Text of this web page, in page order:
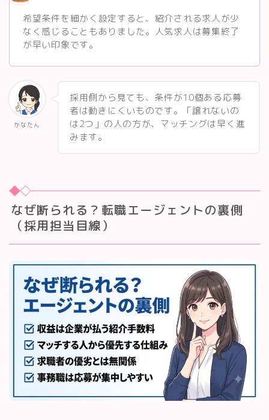
希望条件を細かく設定すると、紹介される求人が少
なく感じることもありました。人気求人は募集終了
が早い印象です。
かなたん
採用側から見ても、条件が10個ある応募
者は動きにくいものです。「譲れないの
は2つ」の人の方が、マッチングは早く進
みます。
なぜ断られる？転職エージェントの裏側
（採用担当目線）